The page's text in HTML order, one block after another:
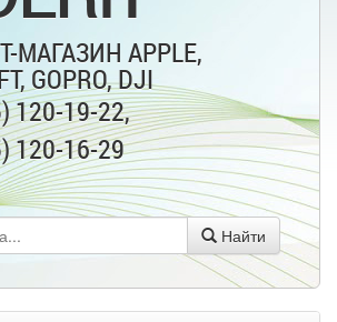
МАГАЗИН APPLE,
GOPRO, DJI
120-19-22,
120-16-29
Найти